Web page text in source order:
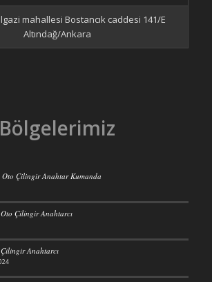
mahallesi Bostancık caddesi 141/E
Altındağ/Ankara
Oto Çilingir Anahtar Kumanda
Çilingir Anahtarcı
Anahtarcı